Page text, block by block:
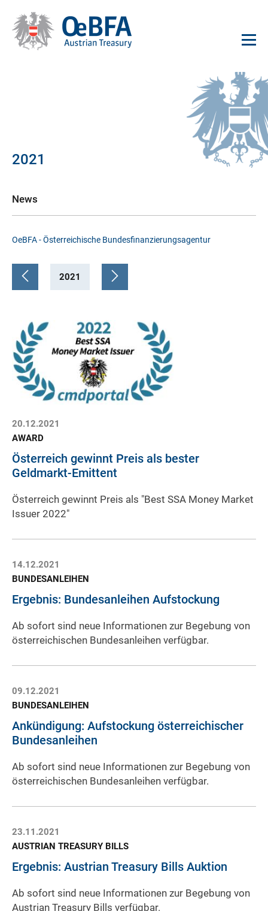
2021
News
OeBFA - Österreichische Bundesfinanzierungsagentur
2021
20.12.2021
AWARD
Österreich gewinnt Preis als bester
Geldmarkt-Emittent
Österreich gewinnt Preis als "Best SSA Money Market
Issuer 2022"
14.12.2021
BUNDESANLEIHEN
Ergebnis: Bundesanleihen Aufstockung
Ab sofort sind neue Informationen zur Begebung von
österreichischen Bundesanleihen verfügbar.
09.12.2021
BUNDESANLEIHEN
Ankündigung: Aufstockung österreichischer
Bundesanleihen
Ab sofort sind neue Informationen zur Begebung von
österreichischen Bundesanleihen verfügbar.
23.11.2021
AUSTRIAN TREASURY BILLS
Ergebnis: Austrian Treasury Bills Auktion
Ab sofort sind neue Informationen zur Begebung von
Austrian Treasury Bills verfügbar.